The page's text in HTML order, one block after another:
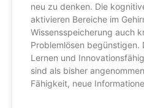
neu zu denken. Die
aktivieren Bereiche im
Wissensspeicherung auch
Problemlösen begünstigen.
Lernen und
sind als bisher
Fähigkeit, neue